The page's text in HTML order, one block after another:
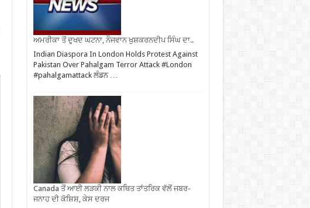
ਅਮਰੀਕਾ ਤੋਂ ਦੁਖਦ ਘਟਨਾ, ਨੌਜਵਾਨ ਖੁਸ਼ਕਰਨਦੀਪ ਸਿੰਘ ਦਾ..
Indian Diaspora In London Holds Protest Against
Pakistan Over Pahalgam Terror Attack #London
#pahalgamattack ਲੰਡਨ …
Canada ਤੋਂ ਆਈ ਲੜਕੀ ਨਾਲ ਕਥਿਤ ਤਾਂਤਰਿਕ ਵੱਲੋਂ ਜਬਰ-
ਜਨਾਹ ਦੀ ਕੋਸ਼ਿਸ਼, ਕੇਸ ਦਰਜ